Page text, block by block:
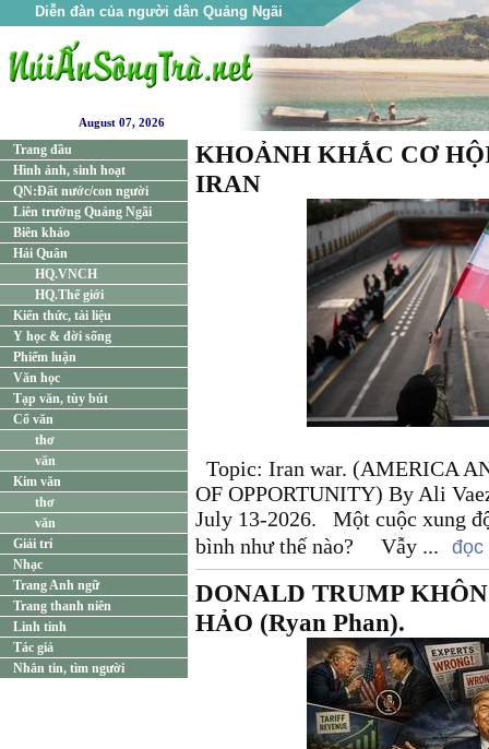
Diễn đàn của người dân Quảng Ngãi
August 07, 2026
Trang đầu
Hình ảnh, sinh hoạt
QN:Đất nước/con người
Liên trường Quảng Ngãi
Biên khảo
Hải Quân
HQ.VNCH
HQ.Thế giới
Kiến thức, tài liệu
Y học & đời sống
Phiếm luận
Văn học
Tạp văn, tùy bút
Cổ văn
thơ
văn
Kim văn
thơ
văn
Giải trí
Nhạc
Trang Anh ngữ
Trang thanh niên
Linh tinh
Tác giả
Nhắn tin, tìm người
KHOẢNH KHẮC CƠ
IRAN
Topic: Iran war. (AMERICA
OF OPPORTUNITY) By Ali
July 13-2026. Một cuộc xung
bình như thế nào? Vẫy ...
đọc
DONALD TRUMP
HẢO (Ryan Phan).